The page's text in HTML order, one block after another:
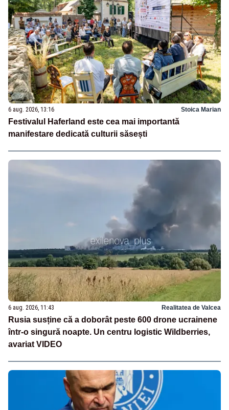
6 aug. 2026, 13:16 Stoica Marian
Festivalul Haferland este cea mai importantă
manifestare dedicată culturii săsești
6 aug. 2026, 11:43 Realitatea de Valcea
Rusia susține că a doborât peste 600 drone ucrainene
într-o singură noapte. Un centru logistic Wildberries,
avariat VIDEO